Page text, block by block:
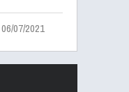
06/07/2021